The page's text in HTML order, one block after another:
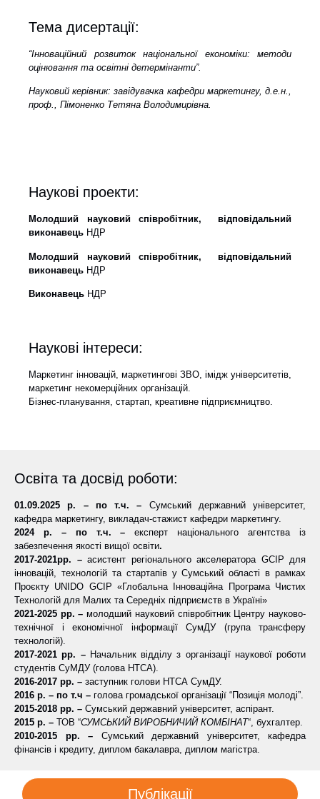
Тема дисертації:
“Інноваційний розвиток національної економіки: методи
оцінювання та освітні детермінанти”.
Науковий керівник: завідувачка кафедри маркетингу, д.е.н.,
проф., Пімоненко Тетяна Володимирівна.
Наукові проекти:
Молодший науковий співробітник, відповідальний
виконавець НДР
Молодший науковий співробітник, відповідальний
виконавець НДР
Виконавець НДР
Наукові інтереси:
Маркетинг інновацій, маркетингові ЗВО, імідж університетів,
маркетинг некомерційних організацій.
Бізнес-планування, стартап, креативне підприємництво.
Освіта та досвід роботи:
01.09.2025 р. – по т.ч. – Сумський державний університет,
кафедра маркетингу, викладач-стажист кафедри маркетингу.
2024 р. – по т.ч. –експерт національного агентства із
забезпечення якості вищої освіти.
2017-2021рр. – асистент регіонального акселератора GCIP для
інновацій, технологій та стартапів у Сумський області в рамках
Проєкту UNIDO GCIP «Глобальна Інноваційна Програма Чистих
Технологій для Малих та Середніх підприємств в Україні»
2021-2025 рр. – молодший науковий співробітник Центру науково-
технічної і економічної інформації СумДУ (група трансферу
технологій).
2017-2021 рр. – Начальник відділу з організації наукової роботи
студентів СуМДУ (голова НТСА).
2016-2017 рр. – заступник голови НТСА СумДУ.
2016 р. – по т.ч – голова громадської організації “Позиція молоді”.
2015-2018 рр. – Сумський державний університет, аспірант.
2015 р. – ТОВ “СУМСЬКИЙ ВИРОБНИЧИЙ КОМБІНАТ“, бухгалтер.
2010-2015 рр. – Сумський державний університет, кафедра
фінансів і кредиту, диплом бакалавра, диплом магістра.
Публікації